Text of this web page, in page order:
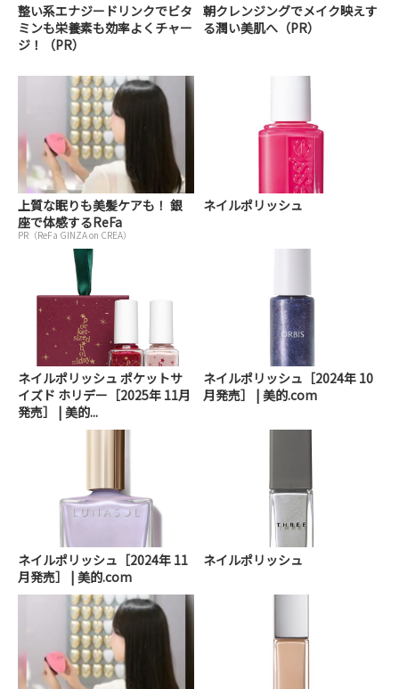
整い系エナジードリンクでビタ
ミンも栄養素も効率よくチャー
ジ！（PR）
朝クレンジングでメイク映えす
る潤い美肌へ（PR）
上質な眠りも美髪ケアも！ 銀
座で体感するReFa
PR（ReFa GINZA on CREA）
ネイルポリッシュ
ネイルポリッシュ ポケットサ
イズド ホリデー［2025年 11月
発売］ | 美的...
ネイルポリッシュ［2024年 10
月発売］ | 美的.com
ネイルポリッシュ［2024年 11
月発売］ | 美的.com
ネイルポリッシュ